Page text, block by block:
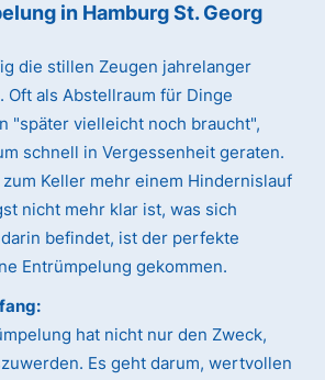
in Hamburg St. Georg
die stillen Zeugen jahrelanger
Oft als Abstellraum für Dinge
"später vielleicht noch braucht",
schnell in Vergessenheit geraten.
zum Keller mehr einem Hindernislauf
nicht mehr klar ist, was sich
befindet, ist der perfekte
Entrümpelung gekommen.
hat nicht nur den Zweck,
Es geht darum, wertvollen